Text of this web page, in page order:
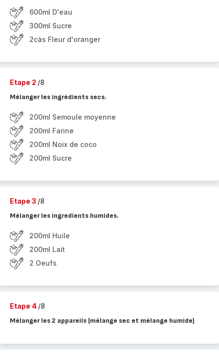
600ml D'eau
300ml Sucre
2càs Fleur d'oranger
Etape 2 /8
Mélanger les ingrédients secs.
200ml Semoule moyenne
200ml Farine
200ml Noix de coco
200ml Sucre
Etape 3 /8
Mélanger les ingredients humides.
200ml Huile
200ml Lait
2 Oeufs
Etape 4 /8
Mélanger les 2 appareils (mélange sec et mélange humide)